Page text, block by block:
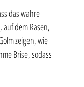
das wahre
auf dem Rasen,
zeigen, wie
Brise, sodass